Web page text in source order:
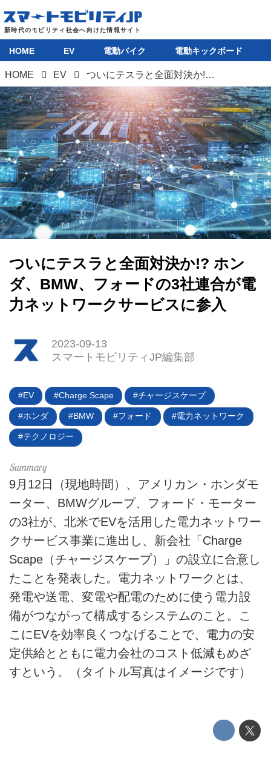
HOME
電動バイク
電動キックボード
テクノロジー
このメディアについて
運営会社
利用規約
プライバシーポリシー
ライター名簿
お問い合せ
HOME EV 電動バイク 電動キックボード
HOME EV ついにテスラと全面対決か!? ホンダ、BMW、フォードの3社連合が電力ネットワークサービスに参入
ついにテスラと全面対決か!? ホン
ダ、BMW、フォードの3社連合が電
力ネットワークサービスに参入
2023-09-13
スマートモビリティJP編集部
EV Charge Scape チャージスケープ
ホンダ BMW フォード 電力ネットワーク
テクノロジー
9月12日（現地時間）、アメリカン・ホンダモ
ーター、BMWグループ、フォード・モーター
の3社が、北米でEVを活用した電力ネットワー
クサービス事業に進出し、新会社「Charge
Scape（チャージスケープ）」の設立に合意し
たことを発表した。電力ネットワークとは、
発電や送電、変電や配電のために使う電力設
備がつながって構成するシステムのこと。こ
こにEVを効率良くつなげることで、電力の安
定供給とともに電力会社のコスト低減もめざ
すという。（タイトル写真はイメージです）